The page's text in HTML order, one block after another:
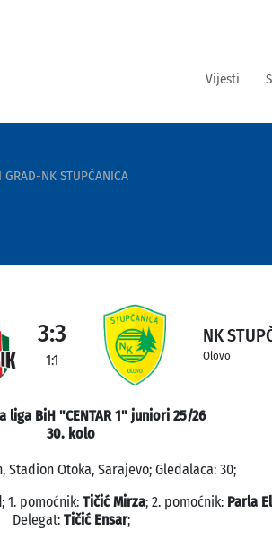
Vijesti
NK STUPČANICA
3:3
1:1
NK
Olovo
liga BiH "CENTAR 1" juniori 25/26
30. kolo
Stadion Otoka, Sarajevo; Gledalaca: 30;
; 1. pomoćnik: Tičić Mirza; 2. pomoćnik: Parla
Delegat: Tičić Ensar;